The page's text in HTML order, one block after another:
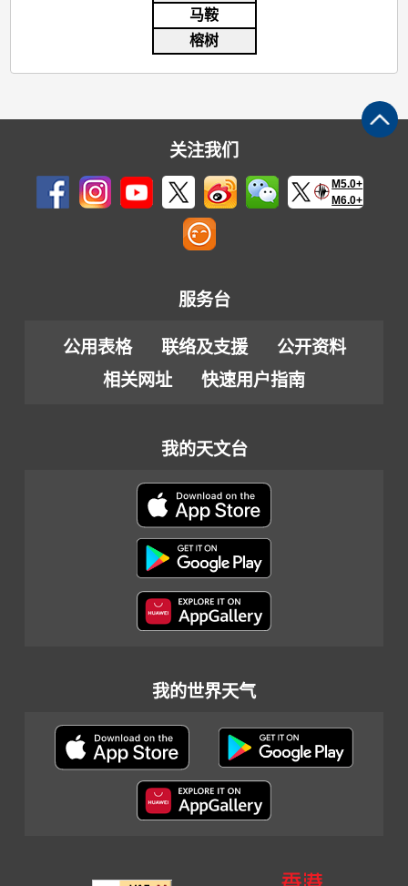
马鞍
榕树
关注我们
M5.0+
M6.0+
服务台
公用表格 联络及支援
公开资料
相关网址
快速用户指南
我的天文台
我的世界天气